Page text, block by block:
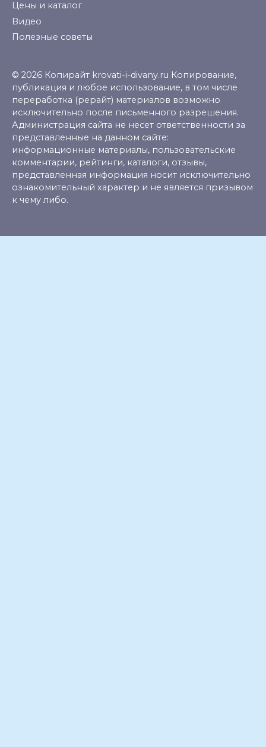
Цены и каталог
Видео
Полезные советы
© 2026 Копирайт krovati-i-divany.ru Копирование,
публикация и любое использование, в том числе
переработка (рерайт) материалов возможно
исключительно после письменного разрешения.
Администрация сайта не несет ответственности за
представленные на данном сайте:
информационные материалы, пользовательские
комментарии, рейтинги, каталоги, отзывы,
представленная информация носит исключительно
ознакомительный характер и не является призывом
к чему либо.